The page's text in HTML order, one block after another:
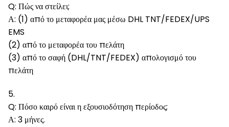
Q: Πώς να στείλει;
Α: (1) από το μεταφορέα μας μέσω DHL TNT/FEDEX/UPS
EMS
(2) από το μεταφορέα του πελάτη
(3) από το σαφή (DHL/TNT/FEDEX) απολογισμό του
πελάτη
5.
Q: Πόσο καιρό είναι η εξουσιοδότηση περίοδος;
Α: 3 μήνες.